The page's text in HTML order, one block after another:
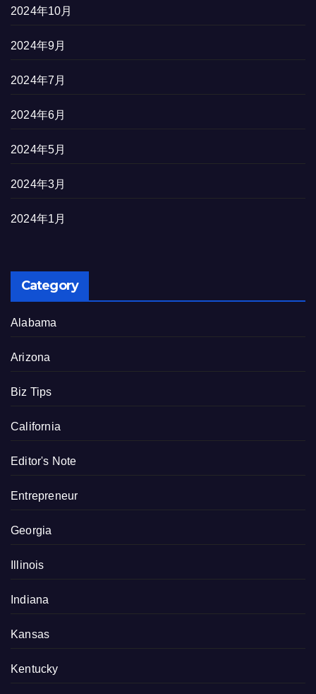
2024年10月
2024年9月
2024年7月
2024年6月
2024年5月
2024年3月
2024年1月
Category
Alabama
Arizona
Biz Tips
California
Editor's Note
Entrepreneur
Georgia
Illinois
Indiana
Kansas
Kentucky